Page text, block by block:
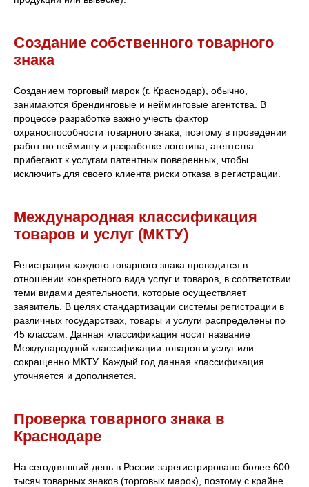
Создание собственного товарного
знака
Созданием торговый марок (г. Краснодар), обычно,
занимаются брендинговые и нейминговые агентства. В
процессе разработке важно учесть фактор
охраноспособности товарного знака, поэтому в проведении
работ по неймингу и разработке логотипа, агентства
прибегают к услугам патентных поверенных, чтобы
исключить для своего клиента риски отказа в регистрации.
Международная классификация
товаров и услуг (МКТУ)
Регистрация каждого товарного знака проводится в
отношении конкретного вида услуг и товаров, в соответствии
теми видами деятельности, которые осуществляет
заявитель. В целях стандартизации системы регистрации в
различных государствах, товары и услуги распределены по
45 классам. Данная классификация носит название
Международной классификации товаров и услуг или
сокращенно МКТУ. Каждый год данная классификация
уточняется и дополняется.
Проверка товарного знака в
Краснодаре
На сегодняшний день в России зарегистрировано более 600
тысяч товарных знаков (торговых марок), поэтому с крайне